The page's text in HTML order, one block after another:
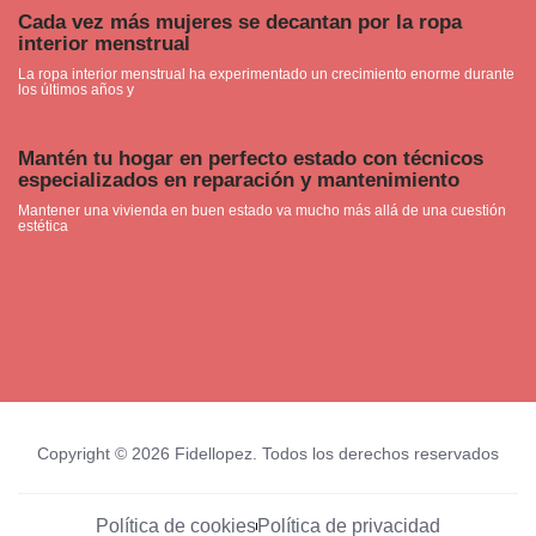
Cada vez más mujeres se decantan por la ropa
interior menstrual
La ropa interior menstrual ha experimentado un crecimiento enorme durante
los últimos años y
Mantén tu hogar en perfecto estado con técnicos
especializados en reparación y mantenimiento
Mantener una vivienda en buen estado va mucho más allá de una cuestión
estética
Copyright © 2026 Fidellopez. Todos los derechos reservados
Política de cookiesPolítica de privacidad